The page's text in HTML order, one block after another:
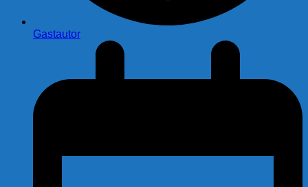
Gastautor